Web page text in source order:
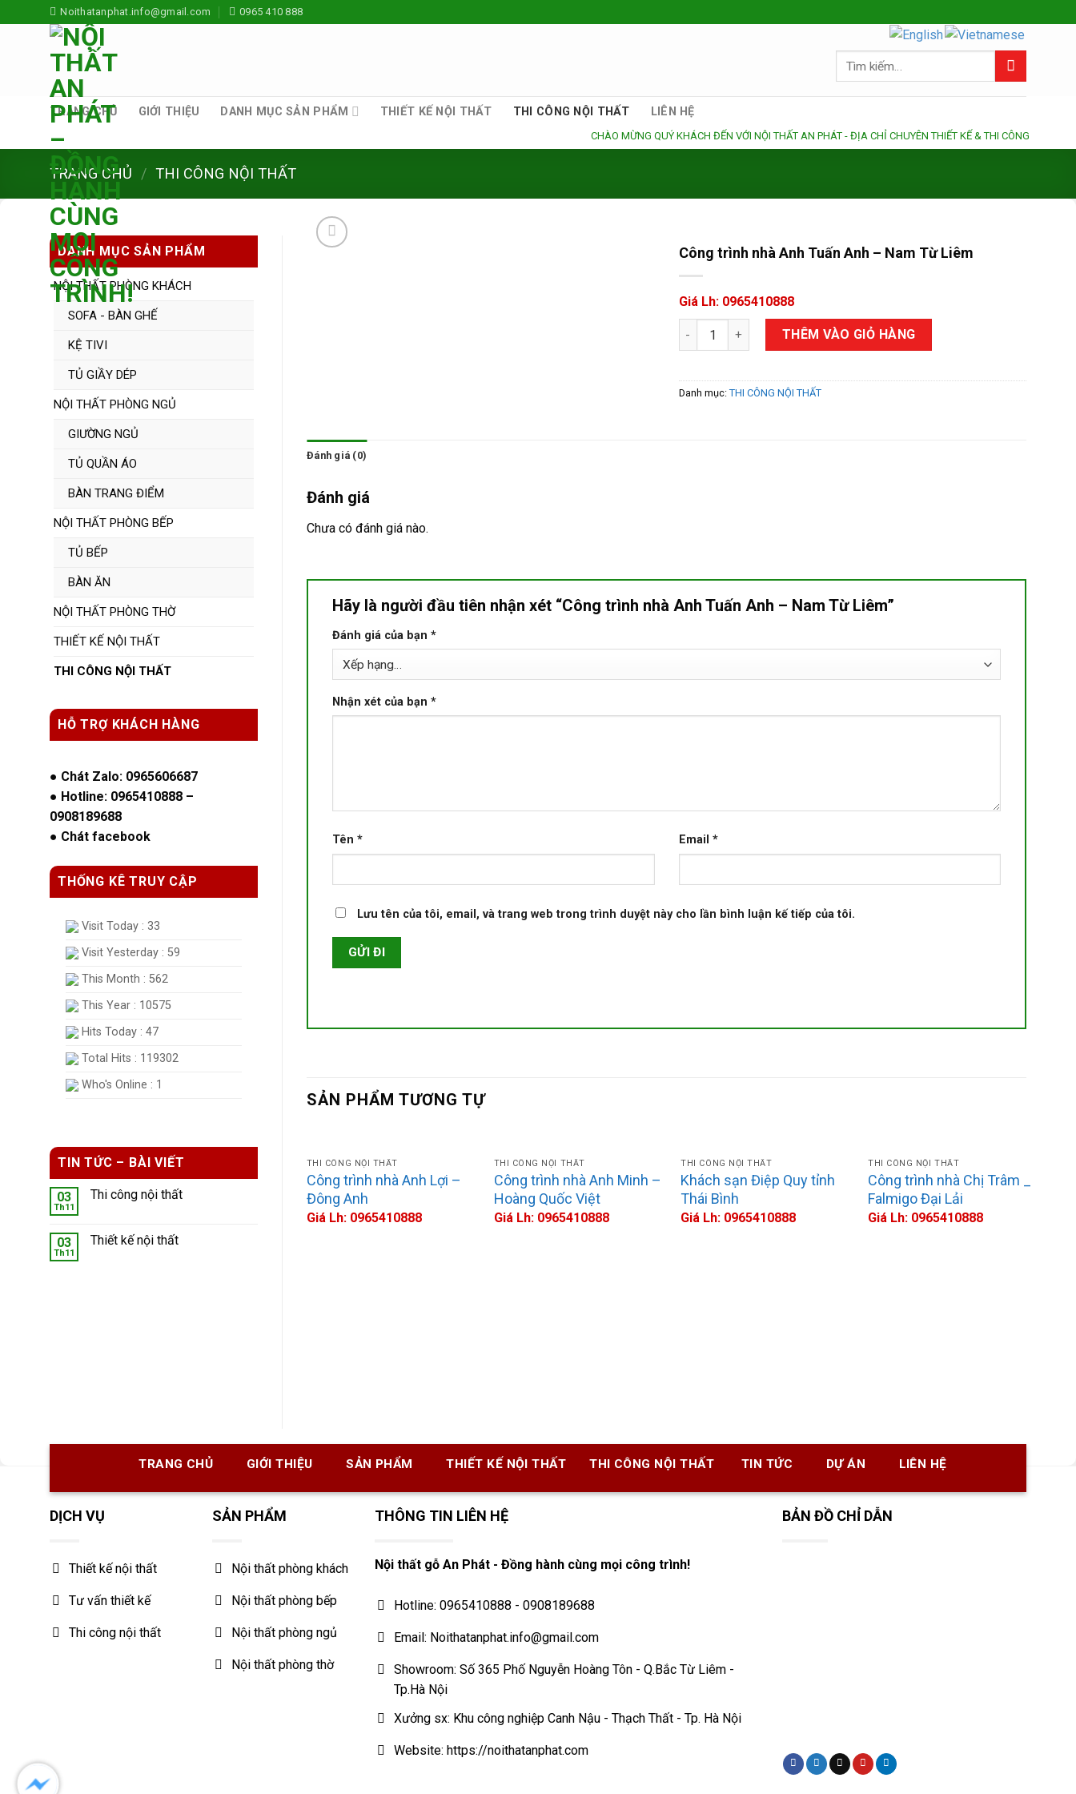
to
Noithatanphat.info@gmail.com 0965 410 888
Tìm
TRANG CHỦ GIỚI THIỆU DANH MỤC SẢN PHẨM THIẾT KẾ NỘI THẤT THI CÔNG NỘI THẤT LIÊN HỆ
CHÀO MỪNG QUÝ KHÁCH ĐẾN VỚI NỘI THẤT AN PHÁT - ĐỊA CHỈ CHUYÊN THIẾT KẾ & THI CÔNG - SẢN XUẤT
TRANG CHỦ / THI CÔNG NỘI THẤT
DANH MỤC SẢN PHẨM
NỘI THẤT PHÒNG KHÁCH
SOFA - BÀN GHẾ
KỆ TIVI
TỦ GIẦY DÉP
NỘI THẤT PHÒNG NGỦ
GIƯỜNG NGỦ
TỦ QUẦN ÁO
BÀN TRANG ĐIỂM
NỘI THẤT PHÒNG BẾP
TỦ BẾP
BÀN ĂN
NỘI THẤT PHÒNG THỜ
THIẾT KẾ NỘI THẤT
THI CÔNG NỘI THẤT
HỖ TRỢ KHÁCH HÀNG
● Chát Zalo: 0965606687
● Hotline: 0965410888 –
0908189688
● Chát facebook
THỐNG KÊ TRUY CẬP
Visit Today : 33
Visit Yesterday : 59
This Month : 562
This Year : 10575
Hits Today : 47
Total Hits : 119302
Who's Online : 1
TIN TỨC – BÀI VIẾT
03
Th11
Thi công nội thất
03
Th11
Thiết kế nội thất
Công trình nhà Anh Tuấn Anh – Nam Từ Liêm
Giá Lh: 0965410888
Công trình nhà Anh Tuấn Anh – Nam Từ Liêm số lượng
THÊM VÀO GIỎ HÀNG
Danh mục: THI CÔNG NỘI THẤT
Đánh giá (0)
Đánh giá
Chưa có đánh giá nào.
Hãy là người đầu tiên nhận xét “Công trình nhà Anh Tuấn Anh – Nam Từ Liêm”
Đánh giá của bạn *
Nhận xét của bạn *
Tên * Email *
Lưu tên của tôi, email, và trang web trong trình duyệt này cho lần bình luận kế tiếp của tôi.
SẢN PHẨM TƯƠNG TỰ
THI CÔNG NỘI THẤT
Công trình nhà Anh Lợi –
Đông Anh
Giá Lh: 0965410888
THI CÔNG NỘI THẤT
Công trình nhà Anh Minh –
Hoàng Quốc Việt
Giá Lh: 0965410888
THI CÔNG NỘI THẤT
Khách sạn Điệp Quy tỉnh
Thái Bình
Giá Lh: 0965410888
THI CÔNG NỘI THẤT
Công trình nhà Chị Trâm _
Falmigo Đại Lải
Giá Lh: 0965410888
TRANG CHỦ GIỚI THIỆU SẢN PHẨM THIẾT KẾ NỘI THẤT THI CÔNG NỘI THẤT TIN TỨC DỰ ÁN LIÊN HỆ
DỊCH VỤ
Thiết kế nội thất
Tư vấn thiết kế
Thi công nội thất
SẢN PHẨM
Nội thất phòng khách
Nội thất phòng bếp
Nội thất phòng ngủ
Nội thất phòng thờ
THÔNG TIN LIÊN HỆ
Nội thất gỗ An Phát - Đồng hành cùng mọi công trình!
Hotline: 0965410888 - 0908189688
Email: Noithatanphat.info@gmail.com
Showroom: Số 365 Phố Nguyễn Hoàng Tôn - Q.Bắc Từ Liêm -
Tp.Hà Nội
Xưởng sx: Khu công nghiệp Canh Nậu - Thạch Thất - Tp. Hà Nội
Website: https://noithatanphat.com
BẢN ĐỒ CHỈ DẪN